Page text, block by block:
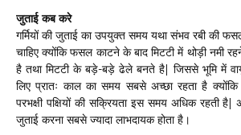
जुताई कब करे
गर्मियों की जुताई का उपयुक्त समय यथा संभव रबी की
चाहिए क्योंकि फसल काटने के बाद मिटटी में थोड़ी नमी
है तथा मिटटी के बड़े-बड़े ढेले बनते है| जिससे भूमि में
लिए प्रातः काल का समय सबसे अच्छा रहता है
परभक्षी पक्षियों की सक्रियता इस समय अधिक रहती
जुताई करना सबसे ज्यादा लाभदायक होता है ।